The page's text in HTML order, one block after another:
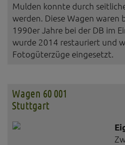
Mulden konnte durch
werden. Diese Wagen waren
1990er Jahre bei der DB im
wurde 2014 restauriert und
Fotogüterzüge eingesetzt.
Wagen 60 001
Stuttgart